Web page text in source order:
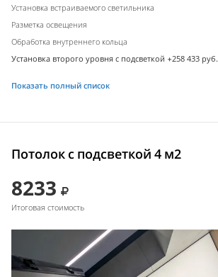
Установка встраиваемого светильника
Разметка освещения
Обработка внутреннего кольца
Установка второго уровня с подсветкой +258 433 руб.
Показать полный список
Потолок с подсветкой 4 м2
8233
Итоговая стоимость